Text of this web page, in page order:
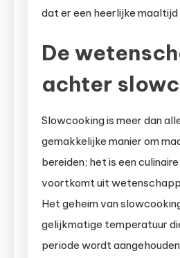
dat er een heerlijke
De
achter
Slowcooking is meer dan
gemakkelijke manier om
bereiden; het is een
voortkomt uit
Het geheim van
gelijkmatige temperatuur
periode wordt